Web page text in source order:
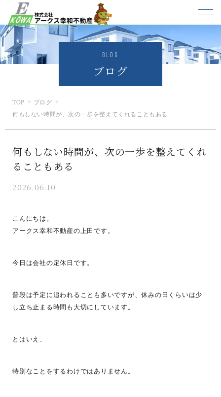
BLOG
ブログ
TOP
ブログ
何もしない時間が、次の一歩を整えてくれることもある
何もしない時間が、次の一歩を整えてくれ
ることもある
2026.06.10
こんにちは。
アークス幸和不動産の上田です。
今日は会社の定休日です。
普段は予定に追われることも多いですが、休みの日くらいは少
し立ち止まる時間も大切にしています。
とはいえ、
特別なことをするわけではありません。